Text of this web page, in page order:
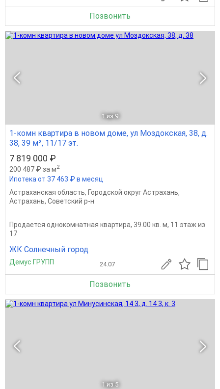
Позвонить
1 из 9
1-комн квартира в новом доме, ул Моздокская, 38, д.
38, 39 м², 11/17 эт.
7 819 000 ₽
200 487 ₽ за м2
Ипотека от 37 463 ₽ в месяц
Астраханская область, Городской округ Астрахань,
Астрахань, Советский р-н
Продается однокомнатная квартира, 39.00 кв. м, 11 этаж из
17
ЖК Солнечный город
Демус ГРУПП 24.07
Позвонить
1 из 5